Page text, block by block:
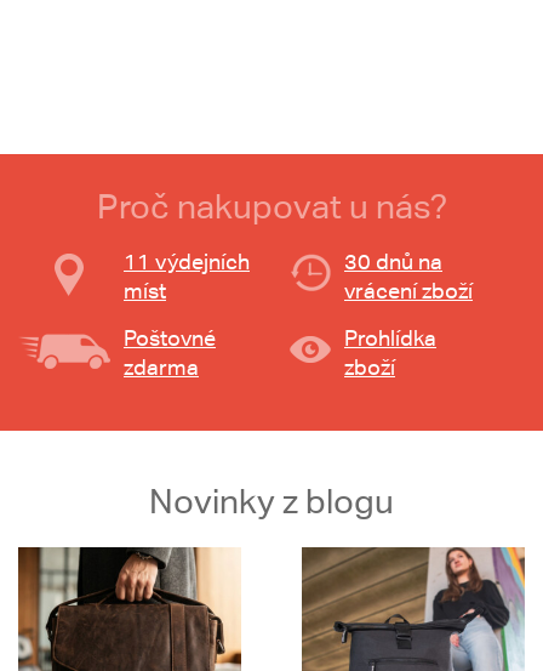
Proč nakupovat u nás?
11 výdejních
míst
30 dnů na
vrácení zboží
Poštovné
zdarma
Prohlídka
zboží
Novinky z blogu